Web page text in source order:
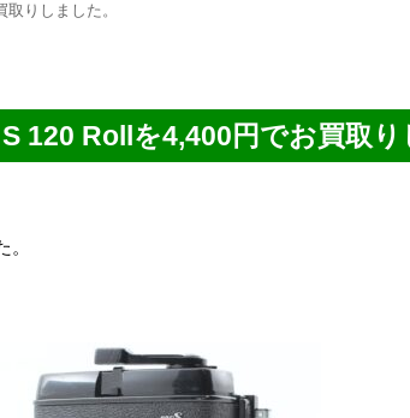
りしました。
120 Rollを4,400円でお買取